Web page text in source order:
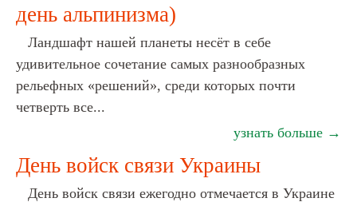
день альпинизма)
Ландшафт нашей планеты несёт в себе
удивительное сочетание самых разнообразных
рельефных «решений», среди которых почти
четверть все...
узнать больше →
День войск связи Украины
День войск связи ежегодно отмечается в Украине